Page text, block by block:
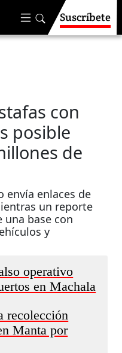
Suscríbete
con
posible
de
envía enlaces de
un reporte
una base con
y
operativo
en Machala
recolección
Manta por